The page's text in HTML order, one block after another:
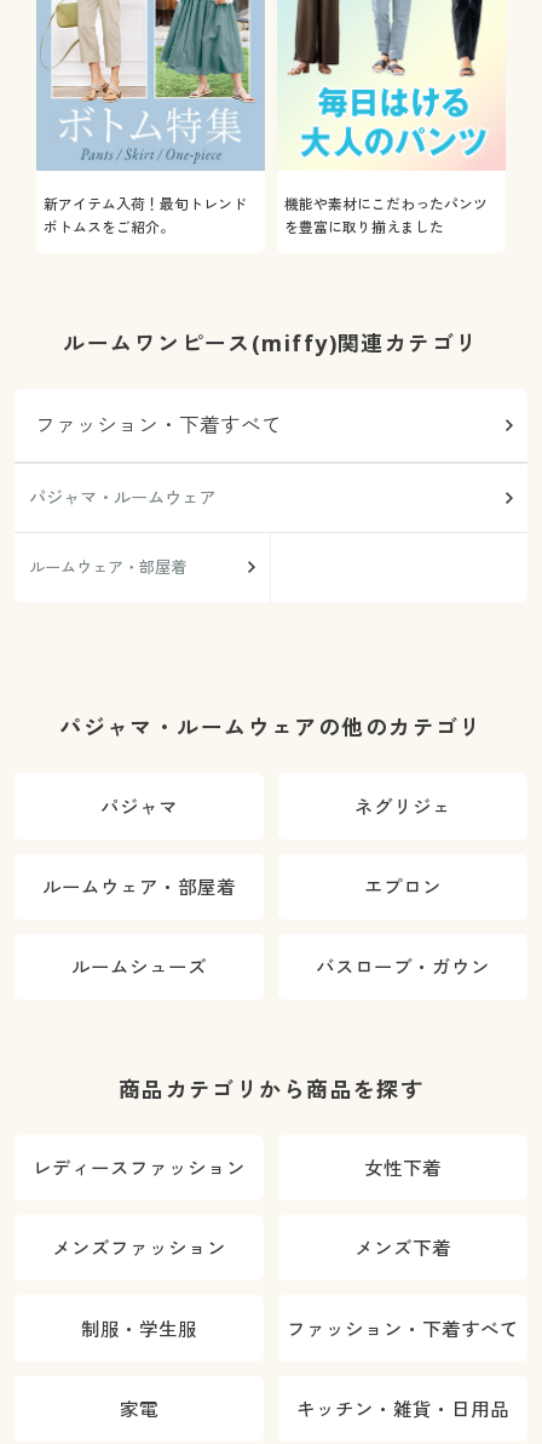
新アイテム入荷！最旬トレンド
ボトムスをご紹介。
機能や素材にこだわったパンツ
を豊富に取り揃えました
ルームワンピース(miffy)関連カテゴリ
ファッション・下着すべて
パジャマ・ルームウェア
ルームウェア・部屋着
パジャマ・ルームウェアの他のカテゴリ
パジャマ ネグリジェ
ルームウェア・部屋着 エプロン
ルームシューズ バスローブ・ガウン
商品カテゴリから商品を探す
レディースファッション 女性下着
メンズファッション メンズ下着
制服・学生服 ファッション・下着すべて
家電 キッチン・雑貨・日用品